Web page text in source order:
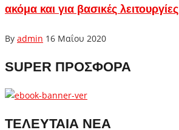
ακόμα και για βασικές λειτουργίες
By admin 16 Μαΐου 2020
SUPER ΠΡΟΣΦΟΡΑ
ΤΕΛΕΥΤΑΙΑ ΝΕΑ